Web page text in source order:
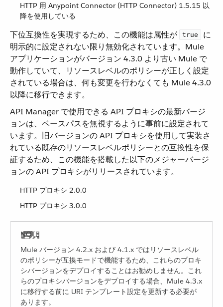
HTTP 用 Anypoint Connector (HTTP Connector) 1.5.15 以
降を使用している
下位互換性を実現するため、この機能は属性が ​ true
​ に
明示的に設定されない限り無効化されています。Mule
アプリケーションがバージョン 4.3.0 より古い Mule で
動作していて、リソースレベルのポリシーが正しく設定
されている場合は、何も変更を行わなくても Mule 4.3.0
以降に移行できます。
API Manager で使用できる API プロキシの最新バージ
ョンは、ベースパスを無視するように事前に設定されて
います。旧バージョンの API プロキシを使用して実装さ
れている既存のリソースレベルポリシーとの互換性を保
証するため、この機能を搭載した以下のメジャーバージ
ョンの API プロキシがリリースされています。
HTTP プロキシ 2.0.0
HTTP プロキシ 3.0.0
Mule バージョン 4.2.x および 4.1.x ではリソースレベル
のポリシーが互換モードで機能するため、これらのプロキ
シバージョンをデプロイすることはお勧めしません。これ
らのプロキシバージョンをデプロイする場合、Mule 4.3.x
に移行する前に URI テンプレート設定を更新する必要が
あります。